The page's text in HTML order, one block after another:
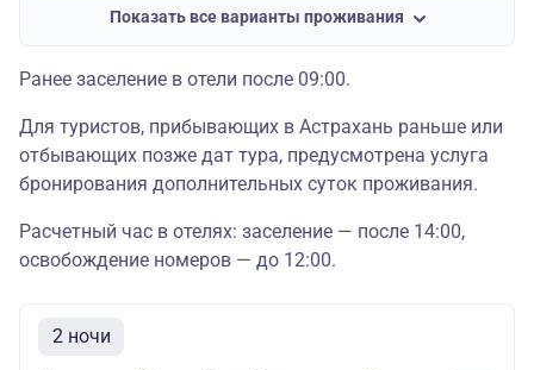
проживания
4600 5400 8000
сутки
проживания
при 1-м
размещении
3600 4200 7000
Показать все варианты проживания
Ранее заселение в отели после 09:00.
Для туристов, прибывающих в Астрахань раньше или
отбывающих позже дат тура, предусмотрена услуга
бронирования дополнительных суток проживания.
Расчетный час в отелях: заселение — после 14:00,
освобождение номеров — до 12:00.
2 ночи